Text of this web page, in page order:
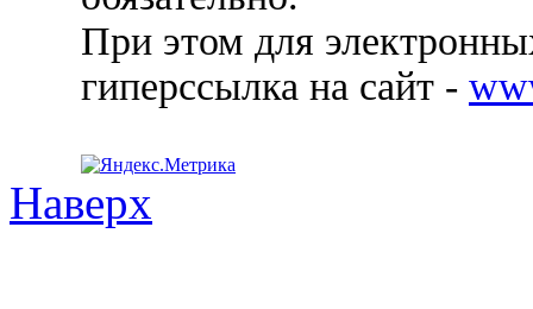
При этом для
гиперссылка на сайт -
Наверх